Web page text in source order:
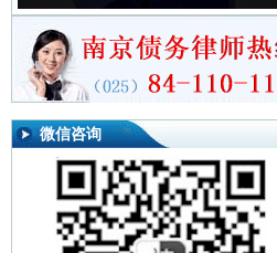
微信咨询